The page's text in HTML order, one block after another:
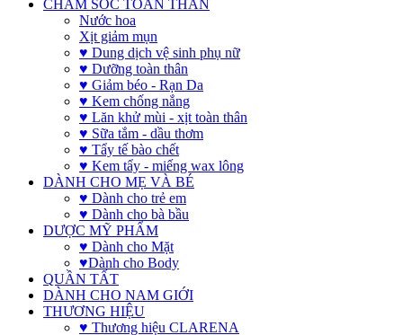
CHĂM SÓC TOÀN THÂN
Nước hoa
Xịt giảm mụn
♥ Dung dịch vệ sinh phụ nữ
♥ Dưỡng toàn thân
♥ Giảm béo - Rạn Da
♥ Kem chống nắng
♥ Lăn khử mùi - xịt toàn thân
♥ Sữa tắm - dầu thơm
♥ Tẩy tế bào chết
♥ Kem tẩy - miếng wax lông
DÀNH CHO MẸ VÀ BÉ
♥ Dành cho trẻ em
♥ Dành cho bà bầu
DƯỢC MỸ PHẨM
♥ Dành cho Mặt
♥Dành cho Body
QUẦN TẤT
DÀNH CHO NAM GIỚI
THƯƠNG HIỆU
♥ Thương hiệu CLARENA